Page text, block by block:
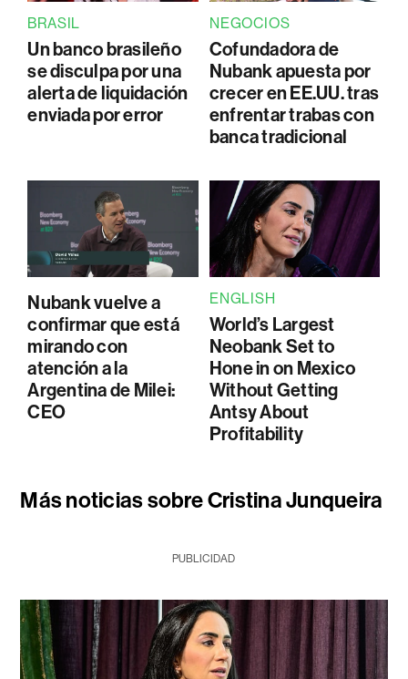
BRASIL
Un banco brasileño
se disculpa por una
alerta de liquidación
enviada por error
NEGOCIOS
Cofundadora de
Nubank apuesta por
crecer en EE.UU. tras
enfrentar trabas con
banca tradicional
Nubank vuelve a
confirmar que está
mirando con
atención a la
Argentina de Milei:
CEO
ENGLISH
World’s Largest
Neobank Set to
Hone in on Mexico
Without Getting
Antsy About
Profitability
Más noticias sobre Cristina Junqueira
PUBLICIDAD